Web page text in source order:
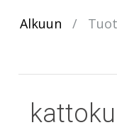
Alkuun /